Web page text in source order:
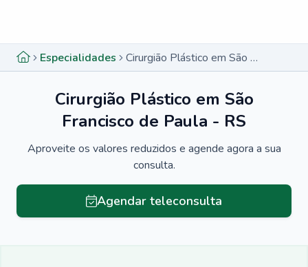
Especialidades Cirurgião Plástico em São Francisco de Paula - RS
Cirurgião Plástico em São
Francisco de Paula - RS
Aproveite os valores reduzidos e agende agora a sua
consulta.
Agendar teleconsulta